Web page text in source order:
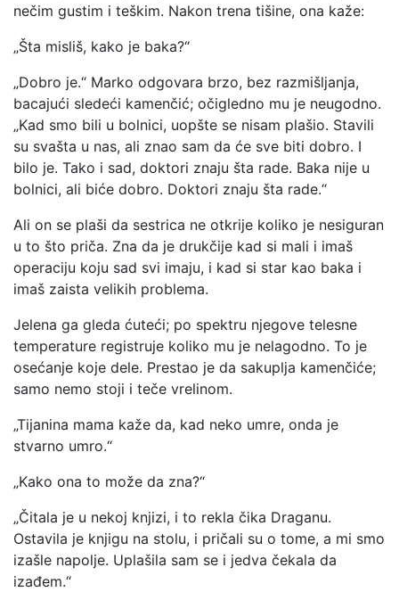
nečim gustim i teškim. Nakon trena tišine, ona kaže:
„Šta misliš, kako je baka?“
„Dobro je.“ Marko odgovara brzo, bez razmišljanja,
bacajući sledeći kamenčić; očigledno mu je neugodno.
„Kad smo bili u bolnici, uopšte se nisam plašio. Stavili
su svašta u nas, ali znao sam da će sve biti dobro. I
bilo je. Tako i sad, doktori znaju šta rade. Baka nije u
bolnici, ali biće dobro. Doktori znaju šta rade.“
Ali on se plaši da sestrica ne otkrije koliko je nesiguran
u to što priča. Zna da je drukčije kad si mali i imaš
operaciju koju sad svi imaju, i kad si star kao baka i
imaš zaista velikih problema.
Jelena ga gleda ćuteći; po spektru njegove telesne
temperature registruje koliko mu je nelagodno. To je
osećanje koje dele. Prestao je da sakuplja kamenčiće;
samo nemo stoji i teče vrelinom.
„Tijanina mama kaže da, kad neko umre, onda je
stvarno umro.“
„Kako ona to može da zna?“
„Čitala je u nekoj knjizi, i to rekla čika Draganu.
Ostavila je knjigu na stolu, i pričali su o tome, a mi smo
izašle napolje. Uplašila sam se i jedva čekala da
izađem.“